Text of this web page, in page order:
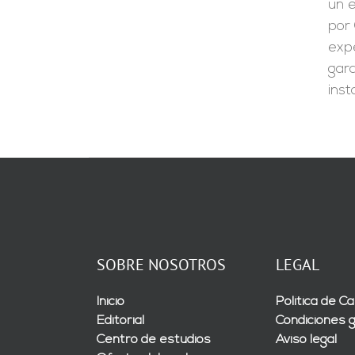
un
por
SOBRE NOSOTROS
Inicio
Editorial
Centro de estudios
LEGAL
Política de
Condiciones
Aviso legal